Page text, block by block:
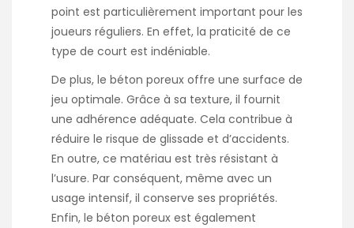
point est particulièrement important pour les
joueurs réguliers. En effet, la praticité de ce
type de court est indéniable.
De plus, le béton poreux offre une surface de
jeu optimale. Grâce à sa texture, il fournit
une adhérence adéquate. Cela contribue à
réduire le risque de glissade et d’accidents.
En outre, ce matériau est très résistant à
l’usure. Par conséquent, même avec un
usage intensif, il conserve ses propriétés.
Enfin, le béton poreux est également